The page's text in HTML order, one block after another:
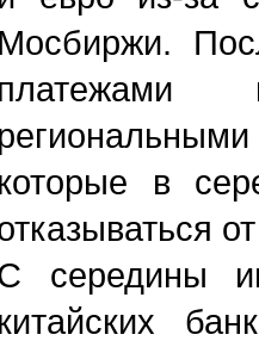
Мосбиржи.
которые в
середины
китайских